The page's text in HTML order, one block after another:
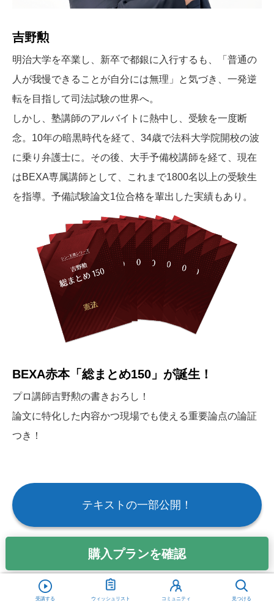
受講する ウィッシュリスト コミュニティ 見つける
吉野勲
明治大学を卒業し、新卒で都銀に入行するも、「普通の
人が我慢できることが自分には無理」と気づき、一発逆
転を目指して司法試験の世界へ。
しかし、塾講師のアルバイトに熱中し、受験を一度断
念。10年の暗黒時代を経て、34歳で法科大学院開校の波
に乗り弁護士に。その後、大手予備校講師を経て、現在
はBEXA専属講師として、これまで1800名以上の受験生
を指導。予備試験論文1位合格を輩出した実績もあり。
BEXA赤本「総まとめ150」が誕生！
プロ講師吉野勲の書きおろし！
論文に特化した内容かつ現場でも使える重要論点の論証
つき！
テキストの一部公開！
講座形式
購入プランを確認